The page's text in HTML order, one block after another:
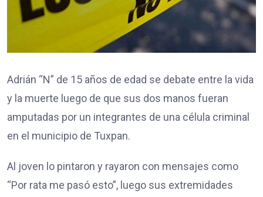
Adrián “N” de 15 años de edad se debate entre la vida
y la muerte luego de que sus dos manos fueran
amputadas por un integrantes de una célula criminal
en el municipio de Tuxpan.
Al joven lo pintaron y rayaron con mensajes como
“Por rata me pasó esto”, luego sus extremidades